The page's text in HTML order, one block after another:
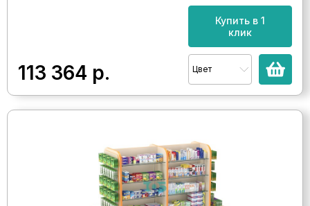
113 364 р.
Купить в 1
клик
Цвет